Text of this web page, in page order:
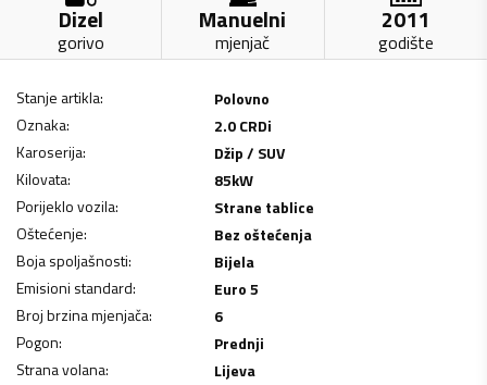
Dizel
gorivo
Manuelni
mjenjač
2011
godište
Stanje artikla:
Polovno
Oznaka:
2.0 CRDi
Karoserija:
Džip / SUV
Kilovata: 85kW
Porijeklo vozila:
Strane tablice
Oštećenje:
Bez oštećenja
Boja spoljašnosti:
Bijela
Emisioni standard:
Euro 5
Broj brzina mjenjača:
6
Pogon:
Prednji
Strana volana: Lijeva